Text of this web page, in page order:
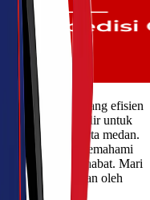
barang yang efisien
Express hadir untuk
via laut jakarta medan.
logistik, kami memahami
yang bersahabat. Mari
yang ditawarkan oleh